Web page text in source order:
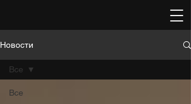
Новости
Все
Все